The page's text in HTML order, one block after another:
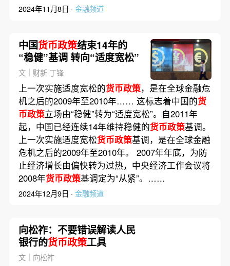
2024年11月8日 · 金融频道
中国货币政策结束14年的
“稳健”基调 转向“适度宽松”
文｜财新 丁锋
上一次实施适度宽松的货币政策，是在全球金融危
机之后的2009年至2010年…… 这标志着中国的货
币政策立场由“稳健”转为“适度宽松”。自2011年
起，中国已经连续14年维持稳健的货币政策基调。
上一次实施适度宽松货币政策基调，是在全球金融
危机之后的2009年至2010年。 2007年年底，为防
止经济增长由偏快转为过热，中央经济工作会议将
2008年货币政策基调定为“从紧”。……
2024年12月9日 · 金融频道
向松祚：不要错误解读人民
银行的货币政策工具
文｜向松祚